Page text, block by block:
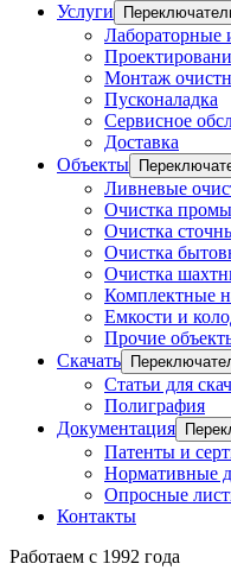
Услуги
Лабораторные
Монтаж
Пусконаладка
Сервисное
Доставка
Объекты
Ливневые
Очистка
Очистка
Очистка
Очистка
Комплектные
Емкости и
Прочие
Скачать
Статьи для
Полиграфия
Документация
Патенты и
Нормативные
Опросные
Контакты
Работаем с 1992 года